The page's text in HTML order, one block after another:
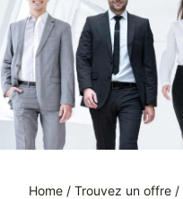
Home/ Trouvez un offre/